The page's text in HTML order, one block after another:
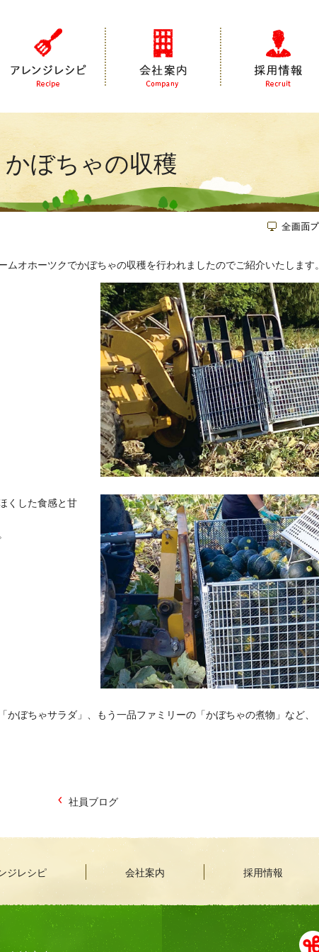
かぼちゃの収穫
オホーツクでかぼちゃの収穫を行われましたのでご紹介いたします。
くした食感と甘
ぼちゃサラダ」、もう一品ファミリーの「かぼちゃの煮物」など、
社員ブログ
ジレシピ 会社案内 採用情報